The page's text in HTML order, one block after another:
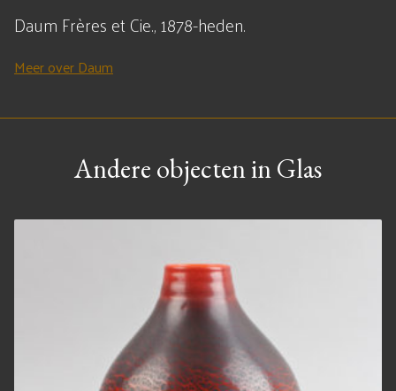
Daum Frères et Cie., 1878-heden.
Meer over Daum
Andere objecten in Glas